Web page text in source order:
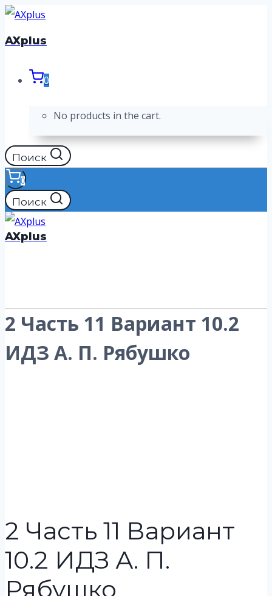
Перейти
к
AXplus
0
No products in the cart.
Поиск
0
Поиск
AXplus
2 Часть 11 Вариант 10.2
ИДЗ А. П. Рябушко
2 Часть 11 Вариант
10.2 ИДЗ А. П.
Рябушко